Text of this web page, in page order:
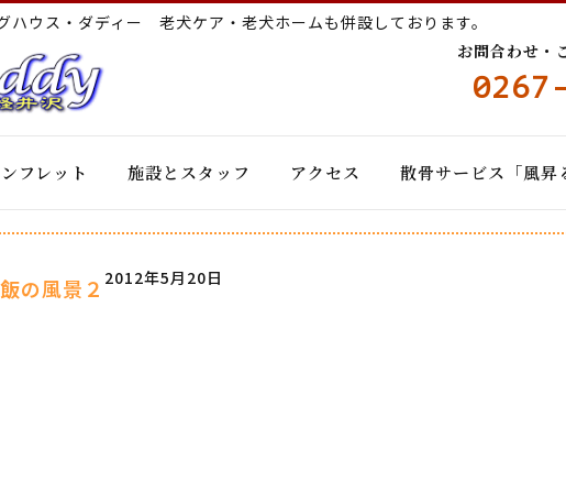
ハウス・ダディー 老犬ケア・老犬ホームも併設しております。
お問合わせ
フレット 施設とスタッフ アクセス 散骨サービス「風昇
の風景２ 2012年5月20日